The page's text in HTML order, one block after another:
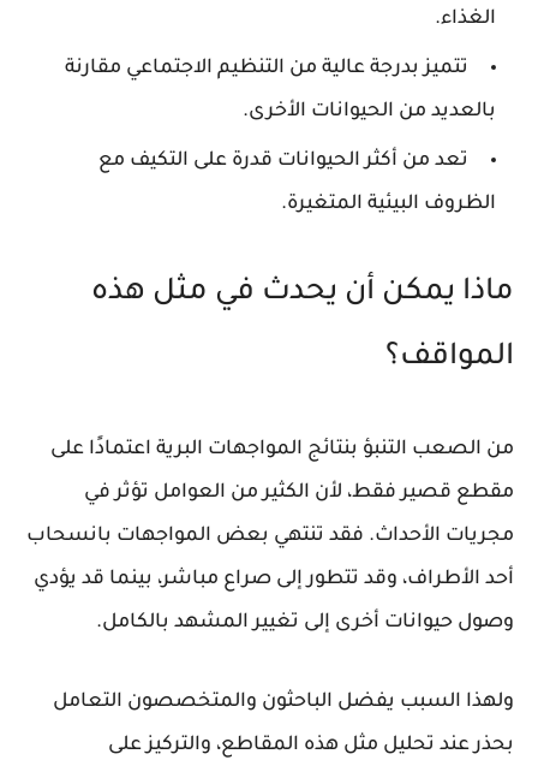
الغذاء.
تتميز بدرجة عالية من التنظيم الاجتماعي مقارنة
بالعديد من الحيوانات الأخرى.
تعد من أكثر الحيوانات قدرة على التكيف مع
الظروف البيئية المتغيرة.
ماذا يمكن أن يحدث في مثل هذه
المواقف؟
من الصعب التنبؤ بنتائج المواجهات البرية اعتمادًا على
مقطع قصير فقط، لأن الكثير من العوامل تؤثر في
مجريات الأحداث. فقد تنتهي بعض المواجهات بانسحاب
أحد الأطراف، وقد تتطور إلى صراع مباشر، بينما قد يؤدي
وصول حيوانات أخرى إلى تغيير المشهد بالكامل.
ولهذا السبب يفضل الباحثون والمتخصصون التعامل
بحذر عند تحليل مثل هذه المقاطع، والتركيز على